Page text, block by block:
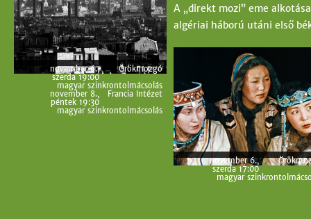
november 6.,
szerda 19:00
Örökmozgó
magyar szinkrontolmácsolás
november 8.,
péntek 19:30
Francia Intézet
magyar szinkrontolmácsolás
A „direkt mozi” eme
algériai háború utáni első
november 6.,
szerda 17:00
magyar